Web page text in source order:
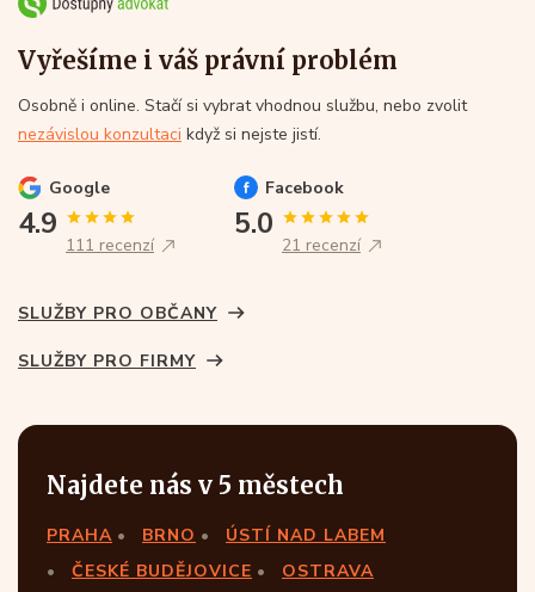
Vyřešíme i váš právní problém
Osobně i online. Stačí si vybrat vhodnou službu, nebo zvolit
nezávislou konzultaci když si nejste jistí.
Google
4.9
111 recenzí
Facebook
5.0
21 recenzí
SLUŽBY PRO OBČANY
SLUŽBY PRO FIRMY
Najdete nás v 5 městech
PRAHA BRNO
ÚSTÍ NAD LABEM
ČESKÉ BUDĚJOVICE
OSTRAVA